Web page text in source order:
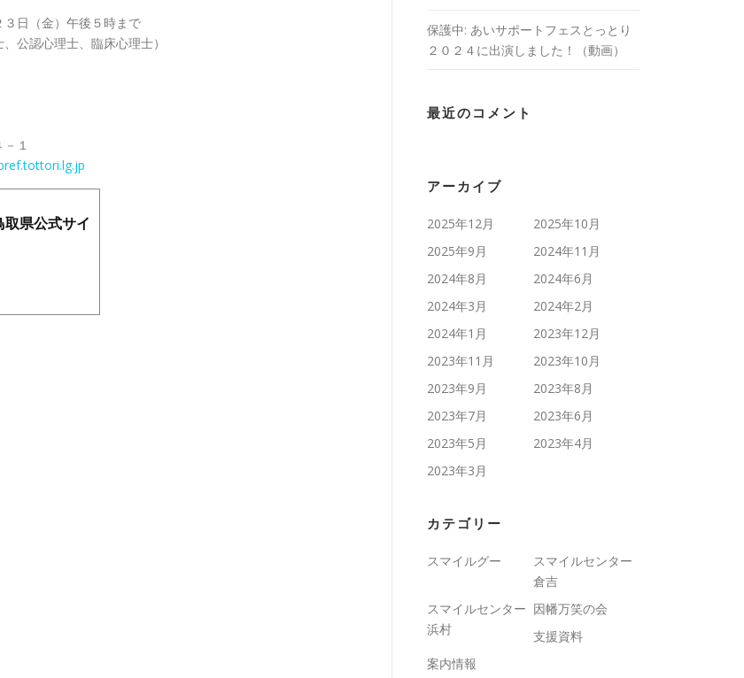
日（金）午後５時まで
認心理士、臨床心理士）
１
県公式サイ
保護中: あいサポートフェスとっとり
２０２４に出演しました！（動画）
最近のコメント
アーカイブ
2025年12月
2025年10月
2025年9月
2024年11月
2024年8月
2024年6月
2024年3月
2024年2月
2024年1月
2023年12月
2023年11月
2023年10月
2023年9月
2023年8月
2023年7月
2023年6月
2023年5月
2023年4月
2023年3月
カテゴリー
スマイルグー
スマイルセンター
倉吉
スマイルセンター
浜村
因幡万笑の会
支援資料
案内情報